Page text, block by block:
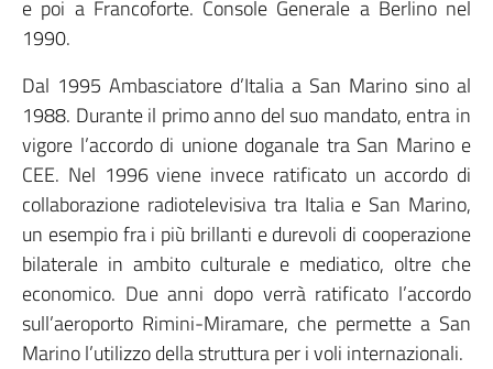
e poi a Francoforte. Console Generale a Berlino nel
1990.
Dal 1995 Ambasciatore d’Italia a San Marino sino al
1988. Durante il primo anno del suo mandato, entra in
vigore l’accordo di unione doganale tra San Marino e
CEE. Nel 1996 viene invece ratificato un accordo di
collaborazione radiotelevisiva tra Italia e San Marino,
un esempio fra i più brillanti e durevoli di cooperazione
bilaterale in ambito culturale e mediatico, oltre che
economico. Due anni dopo verrà ratificato l’accordo
sull’aeroporto Rimini-Miramare, che permette a San
Marino l’utilizzo della struttura per i voli internazionali.